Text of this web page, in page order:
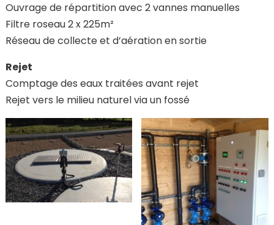
Ouvrage de répartition avec 2 vannes manuelles
Filtre roseau 2 x 225m²
Réseau de collecte et d’aération en sortie
Rejet
Comptage des eaux traitées avant rejet
Rejet vers le milieu naturel via un fossé